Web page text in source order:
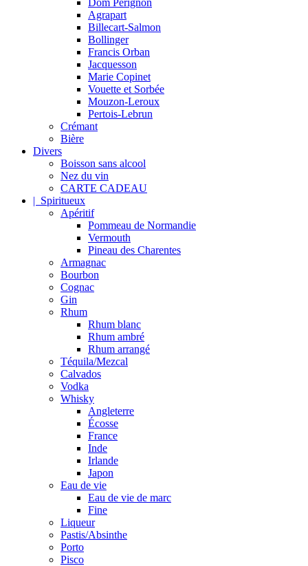
Dom Pérignon
Agrapart
Billecart-Salmon
Bollinger
Francis Orban
Jacquesson
Marie Copinet
Vouette et Sorbée
Mouzon-Leroux
Pertois-Lebrun
Crémant
Bière
Divers
Boisson sans alcool
Nez du vin
CARTE CADEAU
| Spiritueux
Apéritif
Pommeau de Normandie
Vermouth
Pineau des Charentes
Armagnac
Bourbon
Cognac
Gin
Rhum
Rhum blanc
Rhum ambré
Rhum arrangé
Téquila/Mezcal
Calvados
Vodka
Whisky
Angleterre
Écosse
France
Inde
Irlande
Japon
Eau de vie
Eau de vie de marc
Fine
Liqueur
Pastis/Absinthe
Porto
Pisco